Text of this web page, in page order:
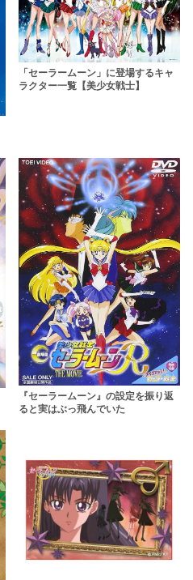
「セーラームーン」に登場するキャ
ラクター一覧【美少女戦士】
『セーラームーン』の設定を振り返
ると実はぶっ飛んでいた